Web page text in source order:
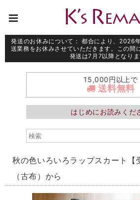
発送のお休みについて： 都合により、2026
送業務をお休みさせていただきます。この間
発送は7月7以降となりま
15,000円以上で
送料無料
はじめにお読みくだ
秋の色いろいろラップスカート【
（古布）から